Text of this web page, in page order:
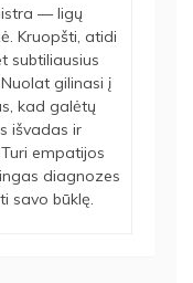
— ligų
Kruopšti, atidi
subtiliausius
gilinasi į
kad galėtų
išvadas ir
empatijos
diagnozes
savo būklę.